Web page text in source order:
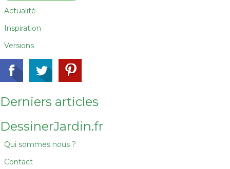
Actualité
Inspiration
Versions
Derniers articles
DessinerJardin.fr
Qui sommes nous ?
Contact